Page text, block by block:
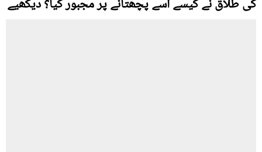
کی طلاق نے کیسے اسے پچھتانے پر مجبور کیا؟ دیکھیے